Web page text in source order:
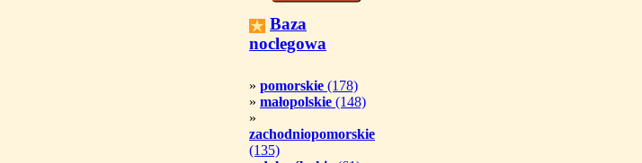
Baza
noclegowa
» pomorskie (178)
» małopolskie (148)
»
zachodniopomorskie
(135)